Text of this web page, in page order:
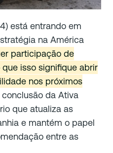
está entrando em
na América
participação de
isso signifique abrir
nos próximos
da Ativa
que atualiza as
e mantém o papel
entre as